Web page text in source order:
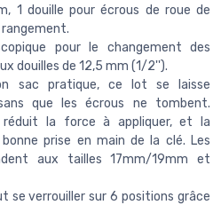
1 douille pour écrous de roue de
pour le changement des
douilles de 12,5 mm (1/2'').
sac pratique, ce lot se laisse
que les écrous ne tombent.
réduit la force à appliquer, et la
prise en main de la clé. Les
aux tailles 17mm/19mm et
se verrouiller sur 6 positions grâce